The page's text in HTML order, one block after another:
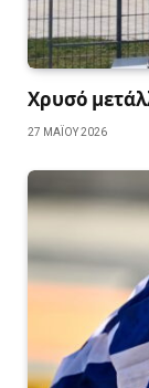
Χρυσό
27 ΜΑΪ́ΟΥ 2026